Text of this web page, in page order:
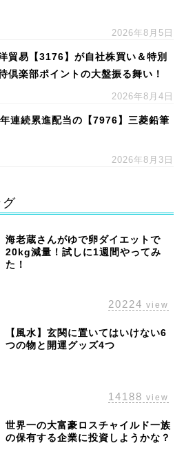
2026年8月5日
貿易【3176】が自社株買い＆特別
倶楽部ポイントの大盤振る舞い！
2026年8月4日
連続累進配当の【7976】三菱鉛筆
2026年8月3日
海老蔵さんがゆで卵ダイエットで
20kg減量！試しに1週間やってみ
た！
20224 view
【風水】玄関に置いてはいけない6
つの物と開運グッズ4つ
14188 view
世界一の大富豪ロスチャイルド一族
の保有する企業に投資しようかな？